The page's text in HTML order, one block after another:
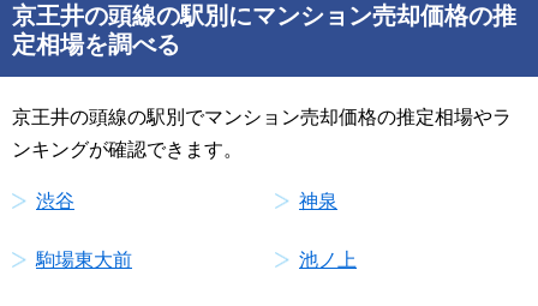
京王井の頭線の駅別にマンション売却価格の推
定相場を調べる
京王井の頭線の駅別でマンション売却価格の推定相場やラ
ンキングが確認できます。
渋谷 神泉
駒場東大前 池ノ上